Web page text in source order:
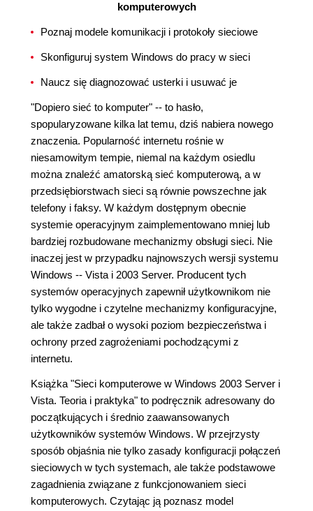
komputerowych
Poznaj modele komunikacji i protokoły sieciowe
Skonfiguruj system Windows do pracy w sieci
Naucz się diagnozować usterki i usuwać je
"Dopiero sieć to komputer" -- to hasło,
spopularyzowane kilka lat temu, dziś nabiera nowego
znaczenia. Popularność internetu rośnie w
niesamowitym tempie, niemal na każdym osiedlu
można znaleźć amatorską sieć komputerową, a w
przedsiębiorstwach sieci są równie powszechne jak
telefony i faksy. W każdym dostępnym obecnie
systemie operacyjnym zaimplementowano mniej lub
bardziej rozbudowane mechanizmy obsługi sieci. Nie
inaczej jest w przypadku najnowszych wersji systemu
Windows -- Vista i 2003 Server. Producent tych
systemów operacyjnych zapewnił użytkownikom nie
tylko wygodne i czytelne mechanizmy konfiguracyjne,
ale także zadbał o wysoki poziom bezpieczeństwa i
ochrony przed zagrożeniami pochodzącymi z
internetu.
Książka "Sieci komputerowe w Windows 2003 Server i
Vista. Teoria i praktyka" to podręcznik adresowany do
początkujących i średnio zaawansowanych
użytkowników systemów Windows. W przejrzysty
sposób objaśnia nie tylko zasady konfiguracji połączeń
sieciowych w tych systemach, ale także podstawowe
zagadnienia związane z funkcjonowaniem sieci
komputerowych. Czytając ją poznasz model